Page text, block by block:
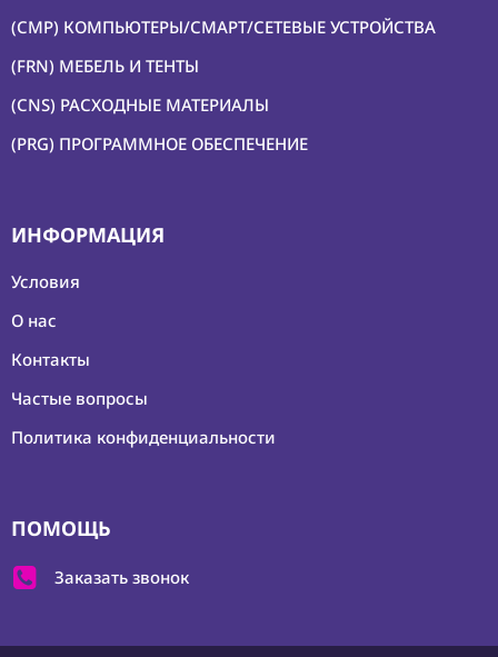
(CMP) КОМПЬЮТЕРЫ/СМАРТ/СЕТЕВЫЕ УСТРОЙСТВА
(FRN) МЕБЕЛЬ И ТЕНТЫ
(CNS) РАСХОДНЫЕ МАТЕРИАЛЫ
(PRG) ПРОГРАММНОЕ ОБЕСПЕЧЕНИЕ
ИНФОРМАЦИЯ
Условия
О нас
Контакты
Частые вопросы
Политика конфиденциальности
ПОМОЩЬ
Заказать звонок